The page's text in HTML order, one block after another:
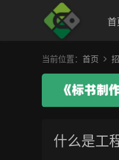
首
当前位置： 首页
什么是工